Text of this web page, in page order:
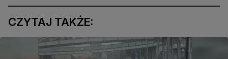
CZYTAJ TAKŻE: